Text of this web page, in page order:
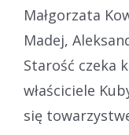
Małgorzata
Madej,
Starość czeka
właściciele
się